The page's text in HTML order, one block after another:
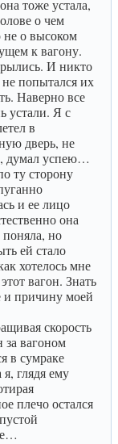
тоже устала,
о чем
не о высоком
к вагону.
И никто
попытался их
Наверно все
устали. Я с
в
дверь, не
думал успею…
ту сторону
и ее лицо
она
но
ей стало
хотелось мне
вагон. Знать
причину моей
скорость
за вагоном
в сумраке
я, глядя ему
плечо остался